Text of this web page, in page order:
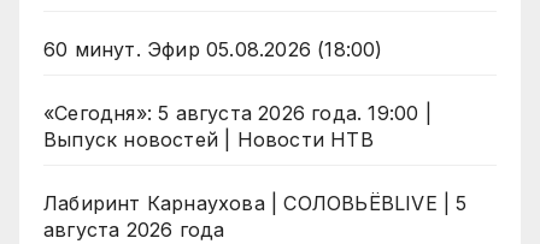
60 минут. Эфир 05.08.2026 (18:00)
«Сегодня»: 5 августа 2026 года. 19:00 |
Выпуск новостей | Новости НТВ
Лабиринт Карнаухова | СОЛОВЬЁВLIVE | 5
августа 2026 года